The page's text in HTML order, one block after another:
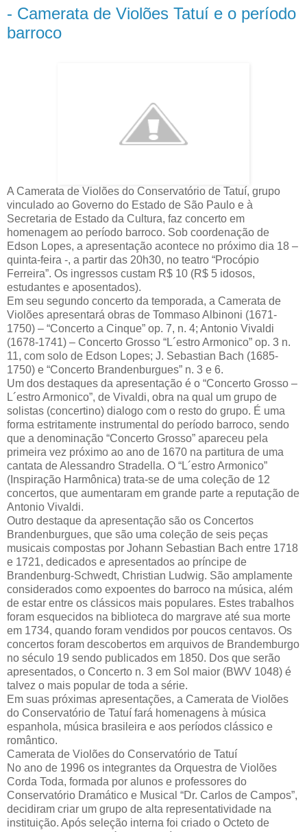
- Camerata de Violões Tatuí e o período
barroco
A Camerata de Violões do Conservatório de Tatuí, grupo
vinculado ao Governo do Estado de São Paulo e à
Secretaria de Estado da Cultura, faz concerto em
homenagem ao período barroco. Sob coordenação de
Edson Lopes, a apresentação acontece no próximo dia 18 –
quinta-feira -, a partir das 20h30, no teatro “Procópio
Ferreira”. Os ingressos custam R$ 10 (R$ 5 idosos,
estudantes e aposentados).
Em seu segundo concerto da temporada, a Camerata de
Violões apresentará obras de Tommaso Albinoni (1671-
1750) – “Concerto a Cinque” op. 7, n. 4; Antonio Vivaldi
(1678-1741) – Concerto Grosso “L´estro Armonico” op. 3 n.
11, com solo de Edson Lopes; J. Sebastian Bach (1685-
1750) e “Concerto Brandenburgues” n. 3 e 6.
Um dos destaques da apresentação é o “Concerto Grosso –
L´estro Armonico”, de Vivaldi, obra na qual um grupo de
solistas (concertino) dialogo com o resto do grupo. É uma
forma estritamente instrumental do período barroco, sendo
que a denominação “Concerto Grosso” apareceu pela
primeira vez próximo ao ano de 1670 na partitura de uma
cantata de Alessandro Stradella. O “L´estro Armonico”
(Inspiração Harmônica) trata-se de uma coleção de 12
concertos, que aumentaram em grande parte a reputação de
Antonio Vivaldi.
Outro destaque da apresentação são os Concertos
Brandenburgues, que são uma coleção de seis peças
musicais compostas por Johann Sebastian Bach entre 1718
e 1721, dedicados e apresentados ao príncipe de
Brandenburg-Schwedt, Christian Ludwig. São amplamente
considerados como expoentes do barroco na música, além
de estar entre os clássicos mais populares. Estes trabalhos
foram esquecidos na biblioteca do margrave até sua morte
em 1734, quando foram vendidos por poucos centavos. Os
concertos foram descobertos em arquivos de Brandemburgo
no século 19 sendo publicados em 1850. Dos que serão
apresentados, o Concerto n. 3 em Sol maior (BWV 1048) é
talvez o mais popular de toda a série.
Em suas próximas apresentações, a Camerata de Violões
do Conservatório de Tatuí fará homenagens à música
espanhola, música brasileira e aos períodos clássico e
romântico.
Camerata de Violões do Conservatório de Tatuí
No ano de 1996 os integrantes da Orquestra de Violões
Corda Toda, formada por alunos e professores do
Conservatório Dramático e Musical “Dr. Carlos de Campos”,
decidiram criar um grupo de alta representatividade na
instituição. Após seleção interna foi criado o Octeto de